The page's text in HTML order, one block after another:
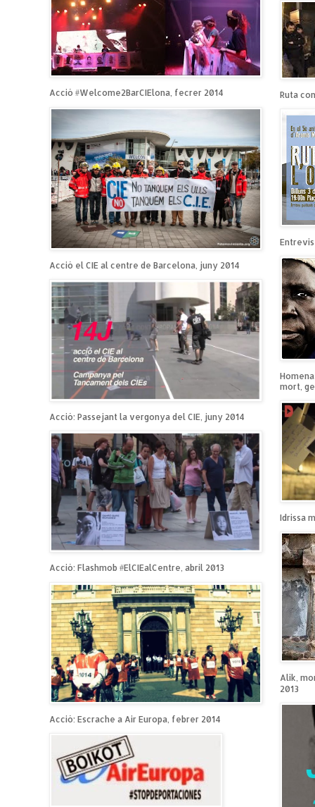
Acció #Welcome2BarCIElona, fecrer 2014
Acció el CIE al centre de Barcelona, juny 2014
Acció: Passejant la vergonya del CIE, juny 2014
Acció: Flashmob #ElCIEalCentre, abril 2013
Acció: Escrache a Air Europa, febrer 2014
Ruta
mort,
Idrissa
Alik,
2013